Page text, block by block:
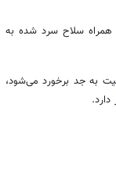
همراه سلاح سرد شده به
به جد برخورد می‌شود،